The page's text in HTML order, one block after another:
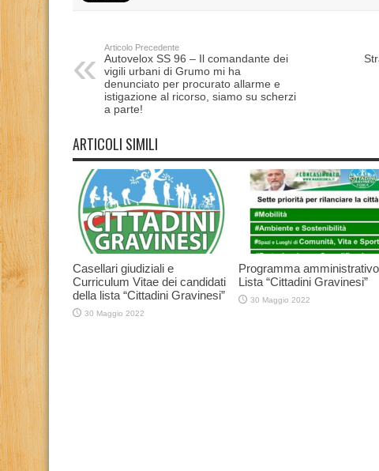
Articolo Precedente
Autovelox SS 96 – Il comandante dei
vigili urbani di Grumo mi ha
denunciato per procurato allarme e
istigazione al ricorso, siamo su scherzi
a parte!
ARTICOLI SIMILI
Casellari giudiziali e
Curriculum Vitae dei candidati
della lista “Cittadini Gravinesi”
30 Maggio 2022
Programma
Lista “Cittadini Gravinesi”
30 Maggio 2022